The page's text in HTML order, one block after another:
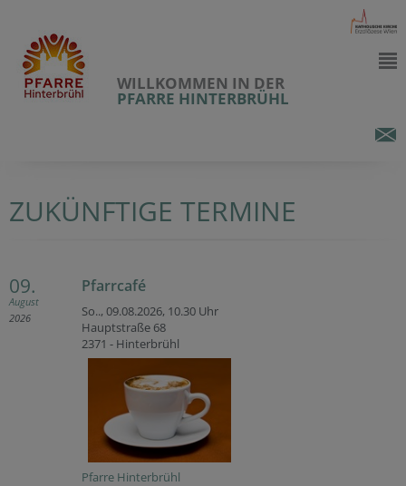
WILLKOMMEN IN DER
PFARRE HINTERBRÜHL
ZUKÜNFTIGE TERMINE
09.
August
2026
Pfarrcafé
So.., 09.08.2026, 10.30 Uhr
Hauptstraße 68
2371 - Hinterbrühl
Pfarre Hinterbrühl